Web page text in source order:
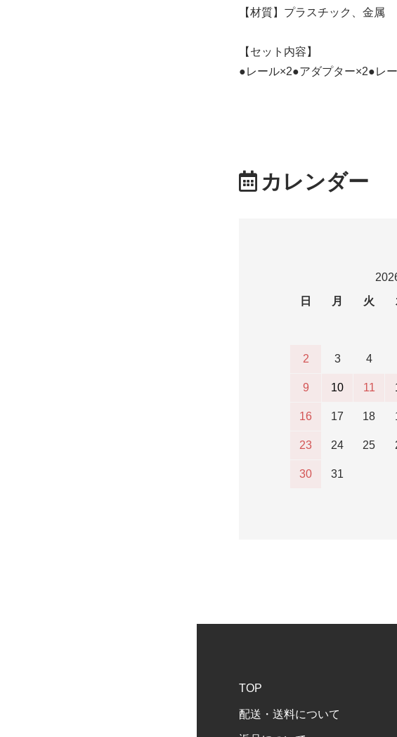
【材質】プラスチック、金属
【セット内容】
●レール×2●アダプター×2●レ
カレンダー
日
月 火
2 3 4
9 10 11
16 17 18
23 24 25
30 31
TOP
配送・送料について